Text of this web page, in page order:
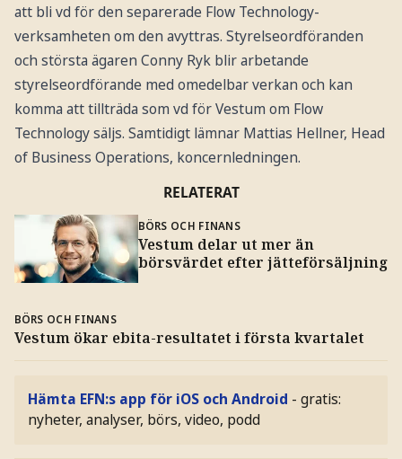
att bli vd för den separerade Flow Technology-
verksamheten om den avyttras. Styrelseordföranden
och största ägaren Conny Ryk blir arbetande
styrelseordförande med omedelbar verkan och kan
komma att tillträda som vd för Vestum om Flow
Technology säljs. Samtidigt lämnar Mattias Hellner, Head
of Business Operations, koncernledningen.
RELATERAT
BÖRS OCH FINANS
Vestum delar ut mer än
börsvärdet efter jätteförsäljning
BÖRS OCH FINANS
Vestum ökar ebita-resultatet i första kvartalet
Hämta EFN:s app för iOS och Android - gratis:
nyheter, analyser, börs, video, podd